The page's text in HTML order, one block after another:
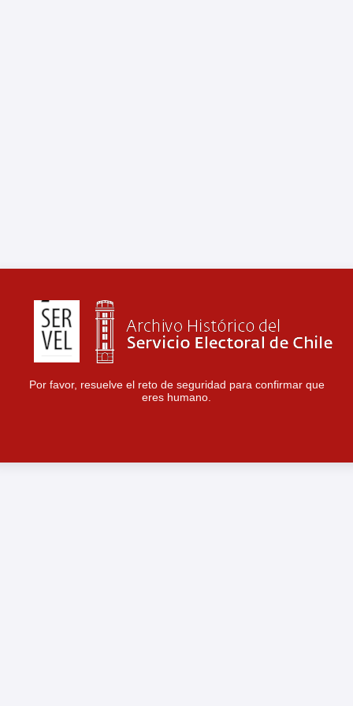
Por favor, resuelve el reto de seguridad para confirmar que
eres humano.